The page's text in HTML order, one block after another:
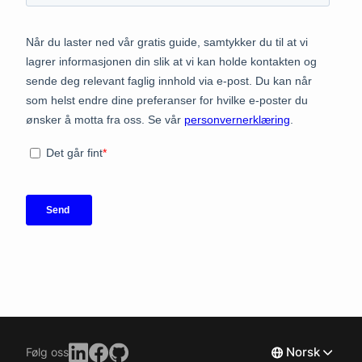
Følg oss Norsk